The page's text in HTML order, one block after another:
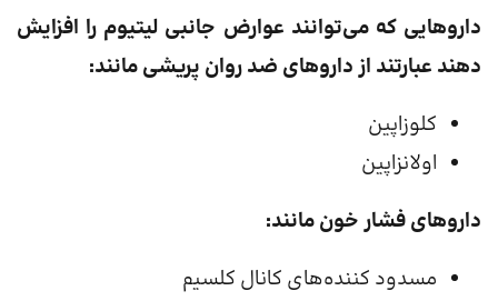
داروهایی که می‌توانند عوارض جانبی لیتیوم را افزایش
دهند عبارتند از داروهای ضد روان پریشی مانند:
کلوزاپین
اولانزاپین
داروهای فشار خون مانند:
مسدود کننده‌های کانال کلسیم